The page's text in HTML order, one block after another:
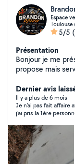
Espace
Toulouse
5/5
Présentation
Bonjour je me
propose mais
abattage -
nettoyage -
enlèvement des
intervention sur
dessouchage - évacuation des déchets verts et gravats
- nettoyage au
dallage, sol
Dernier avis
Il y a plus de 6 mois
Je n'ai pas fait affaire
j'ai pris la 1ère
oublié de "retirer mon
personnes ont
Etoiles pour la
pas.. Donc, ce
prévenant.. Merci.